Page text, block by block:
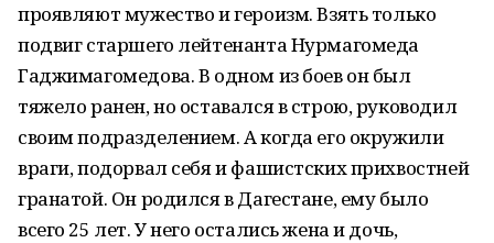
проявляют мужество и героизм. Взять только
подвиг старшего лейтенанта Нурмагомеда
Гаджимагомедова. В одном из боев он был
тяжело ранен, но оставался в строю, руководил
своим подразделением. А когда его окружили
враги, подорвал себя и фашистских прихвостней
гранатой. Он родился в Дагестане, ему было
всего 25 лет. У него остались жена и дочь,